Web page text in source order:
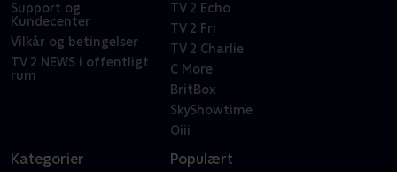
Support og
Kundecenter
Vilkår og betingelser
TV 2 NEWS i offentligt
rum
TV 2 Echo
TV 2 Fri
TV 2 Charlie
C More
BritBox
SkyShowtime
Oiii
Kategorier Populært